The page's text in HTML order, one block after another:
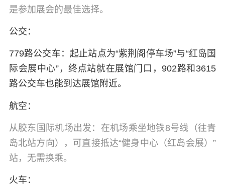
是参加展会的最佳选择。
公交：
779路公交车：起止站点为“紫荆阁停车场”与“红岛国
际会展中心”，终点站就在展馆门口，902路和3615
路公交车也能到达展馆附近。
航空：
从胶东国际机场出发：在机场乘坐地铁8号线（往青
岛北站方向），可直接抵达“健身中心（红岛会展）”
站，无需换乘。
火车：